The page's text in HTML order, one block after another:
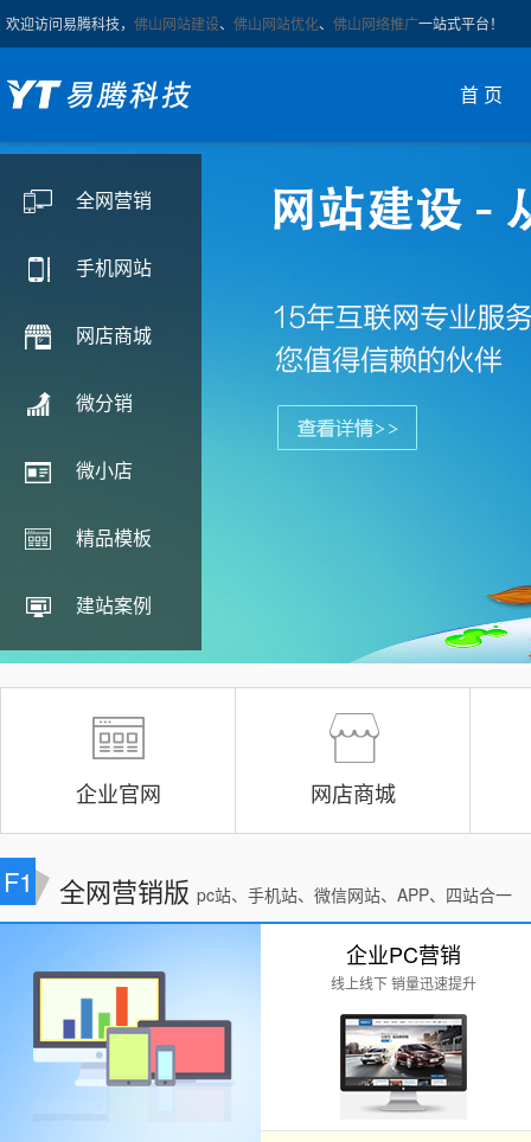
欢迎访问易腾科技， 佛山网站建设、 佛山网站优化、 佛山网络推广一站式平台！
首 页
全网营销
手机网站
网店商城
微分销
微小店
精品模板
建站案例
企业官网 网店商城
F1 全网营销版 pc站、手机站、微信网站、APP、四站合一
企业PC营销
线上线下 销量迅速提升